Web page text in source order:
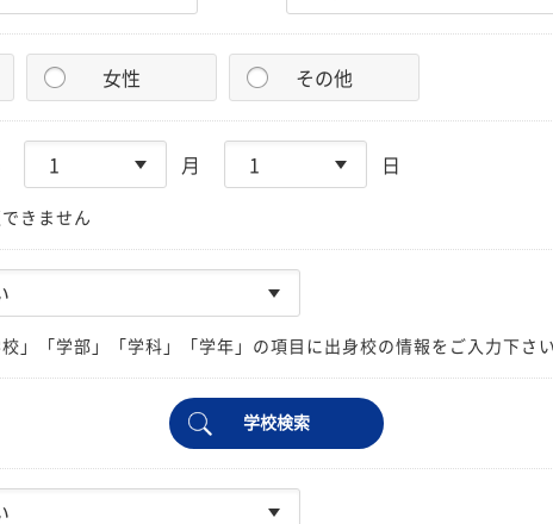
女性 その他
月 日
きません
」「学部」「学科」「学年」の項目に出身校の情報をご入力下さい
学校検索